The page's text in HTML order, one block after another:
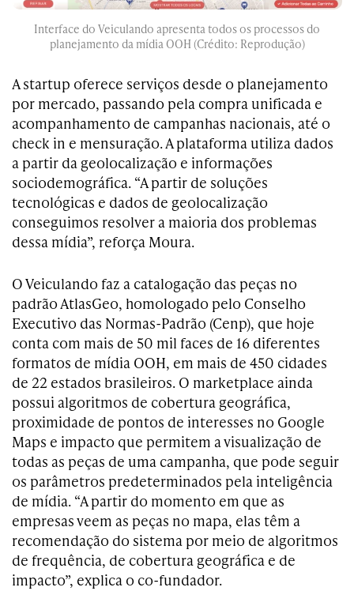
Interface do Veiculando apresenta todos os processos do
planejamento da mídia OOH (Crédito: Reprodução)
A startup oferece serviços desde o planejamento
por mercado, passando pela compra unificada e
acompanhamento de campanhas nacionais, até o
check in e mensuração. A plataforma utiliza dados
a partir da geolocalização e informações
sociodemográfica. “A partir de soluções
tecnológicas e dados de geolocalização
conseguimos resolver a maioria dos problemas
dessa mídia”, reforça Moura.
O Veiculando faz a catalogação das peças no
padrão AtlasGeo, homologado pelo Conselho
Executivo das Normas-Padrão (Cenp), que hoje
conta com mais de 50 mil faces de 16 diferentes
formatos de mídia OOH, em mais de 450 cidades
de 22 estados brasileiros. O marketplace ainda
possui algoritmos de cobertura geográfica,
proximidade de pontos de interesses no Google
Maps e impacto que permitem a visualização de
todas as peças de uma campanha, que pode seguir
os parâmetros predeterminados pela inteligência
de mídia. “A partir do momento em que as
empresas veem as peças no mapa, elas têm a
recomendação do sistema por meio de algoritmos
de frequência, de cobertura geográfica e de
impacto”, explica o co-fundador.